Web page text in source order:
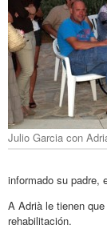
Julio Garcia con
informado su padre,
A Adrià le tienen
rehabilitación.